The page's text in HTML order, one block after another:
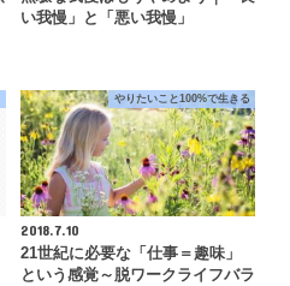
い我慢」と「悪い我慢」
やりたいこと100%で生きる
2018.7.10
21世紀に必要な「仕事＝趣味」
という感覚～脱ワークライフバラ